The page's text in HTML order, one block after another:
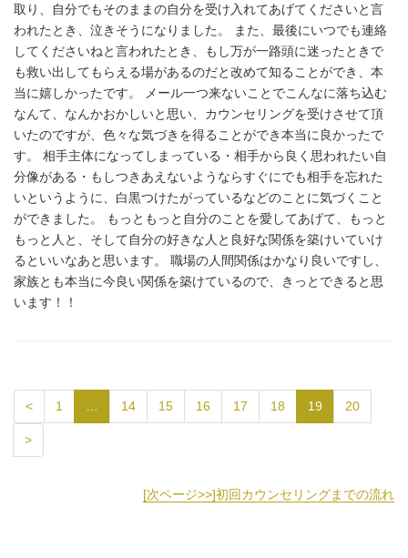
取り、自分でもそのままの自分を受け入れてあげてくださいと言
われたとき、泣きそうになりました。 また、最後にいつでも連絡
してくださいねと言われたとき、もし万が一路頭に迷ったときで
も救い出してもらえる場があるのだと改めて知ることができ、本
当に嬉しかったです。 メール一つ来ないことでこんなに落ち込む
なんて、なんかおかしいと思い、カウンセリングを受けさせて頂
いたのですが、色々な気づきを得ることができ本当に良かったで
す。 相手主体になってしまっている・相手から良く思われたい自
分像がある・もしつきあえないようならすぐにでも相手を忘れた
いというように、白黒つけたがっているなどのことに気づくこと
ができました。 もっともっと自分のことを愛してあげて、もっと
もっと人と、そして自分の好きな人と良好な関係を築けいていけ
るといいなあと思います。 職場の人間関係はかなり良いですし、
家族とも本当に今良い関係を築けているので、きっとできると思
います！！
< 1 14 15 16 17 18 19 20
>
[次ページ>>]初回カウンセリングまでの流れ